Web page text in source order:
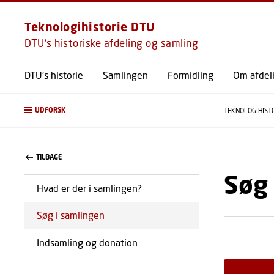
Teknologihistorie DTU
DTU's historiske afdeling og samling
DTU's historie Samlingen Formidling Om
UDFORSK
TILBAGE
Hvad er der i samlingen?
Søg i samlingen
Indsamling og donation